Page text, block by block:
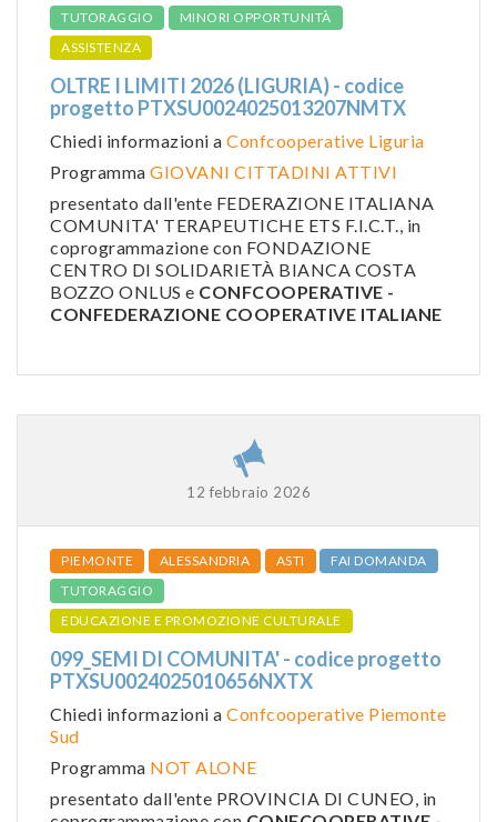
TUTORAGGIO
MINORI OPPORTUNITÀ
ASSISTENZA
OLTRE I LIMITI 2026 (LIGURIA) - codice
progetto PTXSU0024025013207NMTX
Chiedi informazioni a Confcooperative Liguria
Programma GIOVANI CITTADINI ATTIVI
presentato dall'ente FEDERAZIONE ITALIANA
COMUNITA' TERAPEUTICHE ETS F.I.C.T., in
coprogrammazione con FONDAZIONE
CENTRO DI SOLIDARIETÀ BIANCA COSTA
BOZZO ONLUS e CONFCOOPERATIVE -
CONFEDERAZIONE COOPERATIVE ITALIANE
12 febbraio 2026
PIEMONTE ALESSANDRIA ASTI
FAI DOMANDA
TUTORAGGIO
EDUCAZIONE E PROMOZIONE CULTURALE
099_SEMI DI COMUNITA' - codice progetto
PTXSU0024025010656NXTX
Chiedi informazioni a Confcooperative Piemonte
Sud
Programma NOT ALONE
presentato dall'ente PROVINCIA DI CUNEO, in